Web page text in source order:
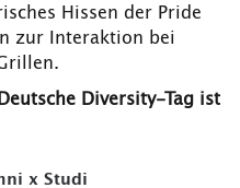
Hissen der Pride
zur Interaktion bei
Diversity-Tag ist
x Studi